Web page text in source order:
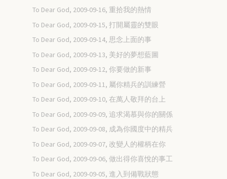
To Dear God, 2009-09-16, 重拾我的熱情
To Dear God, 2009-09-15, 打開屬靈的雙眼
To Dear God, 2009-09-14, 思念上面的事
To Dear God, 2009-09-13, 美好的夢想藍圖
To Dear God, 2009-09-12, 你要做的新事
To Dear God, 2009-09-11, 屬你精兵的訓練營
To Dear God, 2009-09-10, 在萬人敬拜的台上
To Dear God, 2009-09-09, 追求渴慕與你的關係
To Dear God, 2009-09-08, 成為你國度中的精兵
To Dear God, 2009-09-07, 改變人的權柄在你
To Dear God, 2009-09-06, 做出得你喜悅的事工
To Dear God, 2009-09-05, 進入到備戰狀態